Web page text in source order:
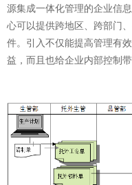
源集成一体化管理的企业信
心可以提供跨地区、跨部门
件。引入不仅能提高管理有
益，而且也给企业内部控制